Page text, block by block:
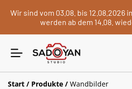
Wir sind vom 03.08. bis 12.08.2026
werden ab dem 14.08.
Start / Produkte / Wandbilder